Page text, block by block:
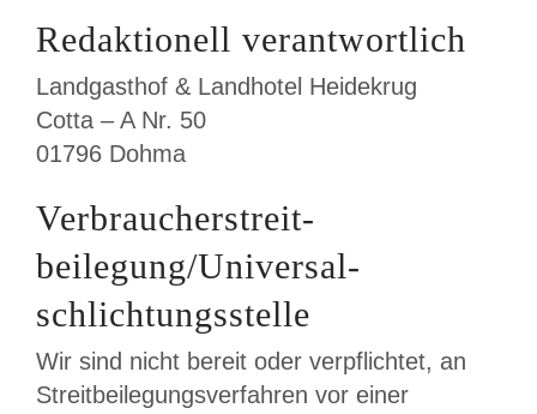
Redaktionell verantwortlich
Landgasthof & Landhotel Heidekrug
Cotta – A Nr. 50
01796 Dohma
Verbraucher­streit­
beilegung/Universal­
schlichtungs­stelle
Wir sind nicht bereit oder verpflichtet, an
Streitbeilegungsverfahren vor einer